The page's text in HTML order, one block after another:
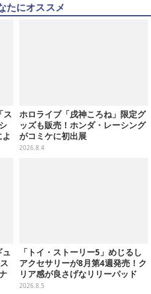
たにオススメ
ス
ホロライブ「戌神ころね」限定グ
ッズも販売！ホンダ・レーシング
がコミケに初出展
2026.8.4
ュ
「トイ・ストーリー5」めじるし
アクセサリーが8月第4週発売！ク
リア感が良さげなリリーパッド
や、ジェシーなど全5種ラインナ
2026.8.5